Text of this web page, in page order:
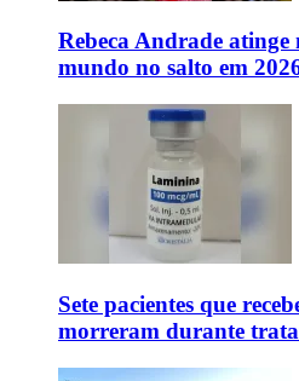
Rebeca Andrade
mundo no salto em
Sete pacientes que
morreram durante